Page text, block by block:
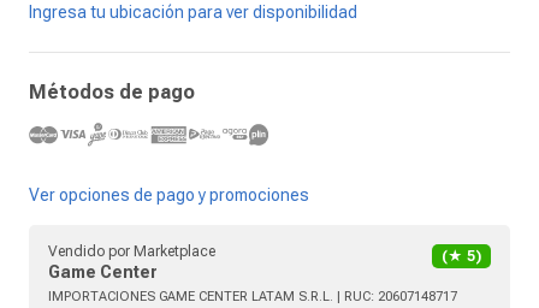
Ingresa tu ubicación para ver disponibilidad
Métodos de pago
Ver opciones de pago y promociones
Vendido por Marketplace
Game Center
(★ 5)
IMPORTACIONES GAME CENTER LATAM S.R.L. | RUC: 20607148717